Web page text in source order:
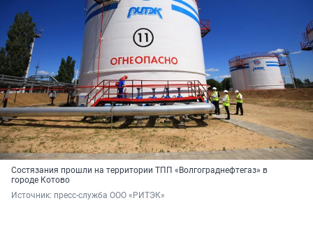
Состязания прошли на территории ТПП «Волгограднефтегаз» в
городе Котово
Источник: пресс-служба ООО «РИТЭК»